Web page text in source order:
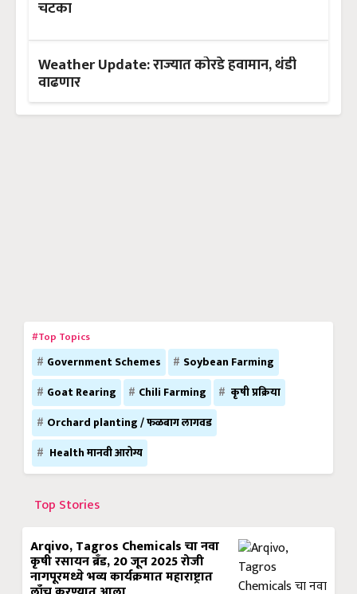
चटका
Weather Update: राज्यात कोरडे हवामान, थंडी
वाढणार
#Top Topics
Government Schemes
Soybean Farming
Goat Rearing
Chili Farming
कृषी प्रक्रिया
Orchard planting / फळबाग लागवड
Health मानवी आरोग्य
Top Stories
Arqivo, Tagros Chemicals चा नवा
कृषी रसायन ब्रँड, 20 जून 2025 रोजी
नागपूरमध्ये भव्य कार्यक्रमात महाराष्ट्रात